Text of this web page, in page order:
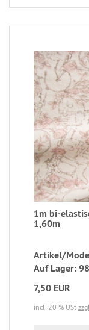
1m bi-
1,60m
Artikel/
Auf Lager: 98
7,50 EUR
incl. 20 % USt